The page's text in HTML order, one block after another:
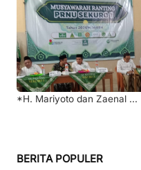
*H. Mariyoto dan Zaenal ...
BERITA POPULER